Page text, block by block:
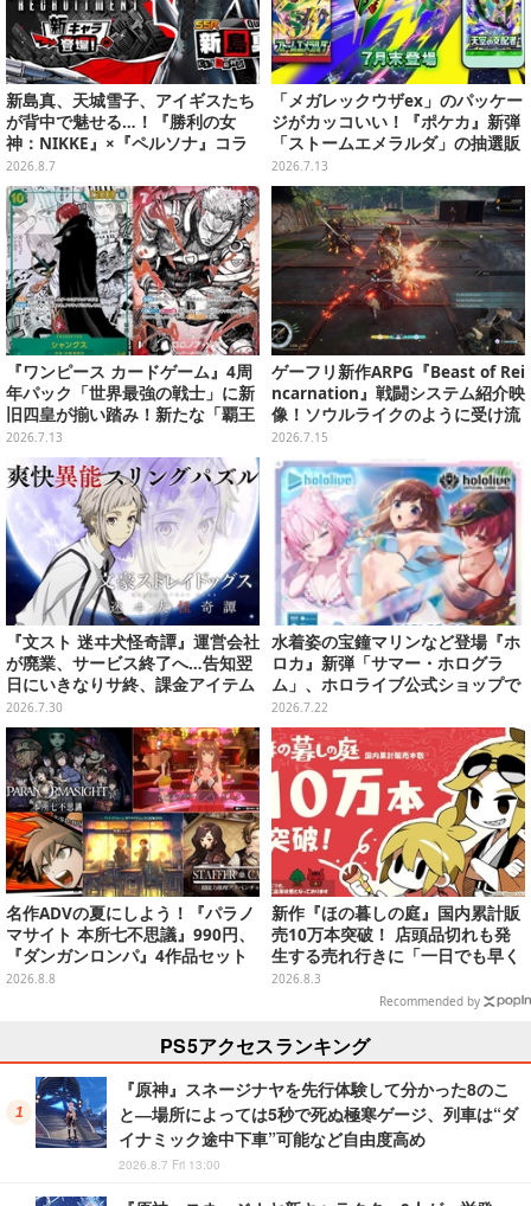
新島真、天城雪子、アイギスたち
が背中で魅せる…！『勝利の女
神：NIKKE』×『ペルソナ』コラ
ボキャラ＆KV解禁
2026.8.7
「メガレックウザex」のパッケー
ジがカッコいい！『ポケカ』新弾
「ストームエメラルダ」の抽選販
売がヨドバシで実施
2026.7.13
『ワンピース カードゲーム』4周
年パック「世界最強の戦士」に新
旧四皇が揃い踏み！新たな「覇王
色SP」のゾロ、ヤマトなど28枚も
の新カード一挙公開
2026.7.13
ゲーフリ新作ARPG『Beast of Rei
ncarnation』戦闘システム紹介映
像！ソウルライクのように受け流
しつつ、相棒犬クゥのスキルをコ
マンド式に選択
2026.7.15
『文スト 迷ヰ犬怪奇譚』運営会社
が廃業、サービス終了へ…告知翌
日にいきなりサ終、課金アイテム
の払い戻しも不可
2026.7.30
水着姿の宝鐘マリンなど登場『ホ
ロカ』新弾「サマー・ホログラ
ム」、ホロライブ公式ショップで
7月22日19時より予約受付！カー
ドスリーブ、ケースも販売
2026.7.22
名作ADVの夏にしよう！『パラノ
マサイト 本所七不思議』990円、
『ダンガンロンパ』4作品セット
で3,060円、“お紳士”な恋愛ADV
2026.8.8
新作『ほの暮しの庭』国内累計販
売10万本突破！ 店頭品切れも発
生する売れ行きに「一日でも早く
お届けできるよう準備」
2026.8.3
Recommended by
PS5アクセスランキング
『原神』スネージナヤを先行体験して分かった8のこ
と―場所によっては5秒で死ぬ極寒ゲージ、列車は“ダ
イナミック途中下車”可能など自由度高め
2026.8.7 Fri 13:00